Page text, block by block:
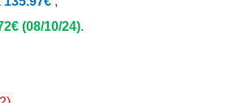
(08/10/24).